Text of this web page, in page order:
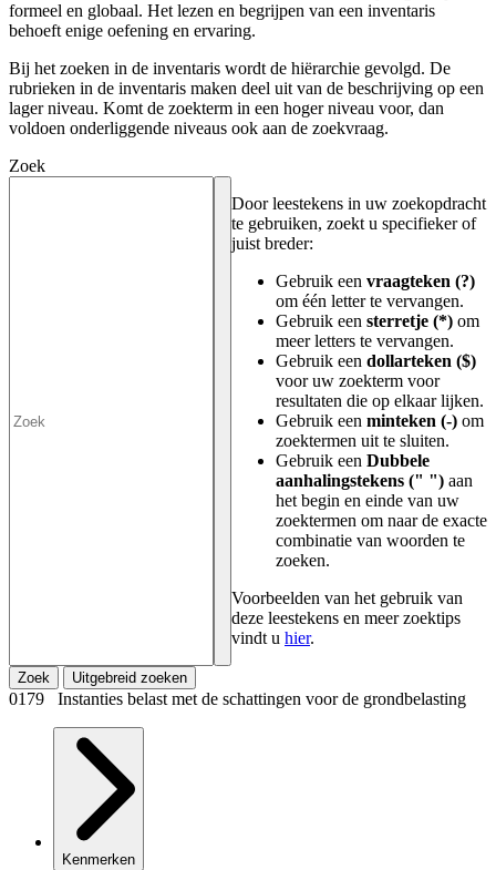
formeel en globaal. Het lezen en begrijpen van een inventaris
behoeft enige oefening en ervaring.
Bij het zoeken in de inventaris wordt de hiërarchie gevolgd. De
rubrieken in de inventaris maken deel uit van de beschrijving op een
lager niveau. Komt de zoekterm in een hoger niveau voor, dan
voldoen onderliggende niveaus ook aan de zoekvraag.
Zoek
Door leestekens in uw zoekopdracht
te gebruiken, zoekt u specifieker of
juist breder:
Gebruik een vraagteken (?)
om één letter te vervangen.
Gebruik een sterretje (*) om
meer letters te vervangen.
Gebruik een dollarteken ($)
voor uw zoekterm voor
resultaten die op elkaar lijken.
Gebruik een minteken (-) om
zoektermen uit te sluiten.
Gebruik een Dubbele
aanhalingstekens (" ") aan
het begin en einde van uw
zoektermen om naar de exacte
combinatie van woorden te
zoeken.
Voorbeelden van het gebruik van
deze leestekens en meer zoektips
vindt u hier.
Zoek Uitgebreid zoeken
0179 Instanties belast met de schattingen voor de grondbelasting
Kenmerken